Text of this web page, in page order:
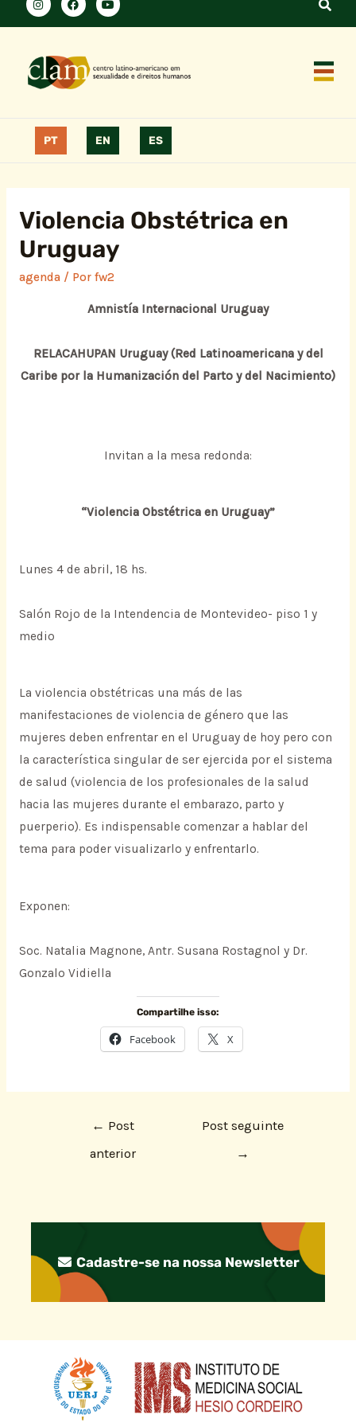
PT EN ES
Violencia Obstétrica en
Uruguay
agenda/ Por fw2
Amnistía Internacional Uruguay
RELACAHUPAN Uruguay (Red Latinoamericana y del
Caribe por la Humanización del Parto y del Nacimiento)
Invitan a la mesa redonda:
“Violencia Obstétrica en Uruguay”
Lunes 4 de abril, 18 hs.
Salón Rojo de la Intendencia de Montevideo- piso 1 y
medio
La violencia obstétricas una más de las
manifestaciones de violencia de género que las
mujeres deben enfrentar en el Uruguay de hoy pero con
la característica singular de ser ejercida por el sistema
de salud (violencia de los profesionales de la salud
hacia las mujeres durante el embarazo, parto y
puerperio). Es indispensable comenzar a hablar del
tema para poder visualizarlo y enfrentarlo.
Exponen:
Soc. Natalia Magnone, Antr. Susana Rostagnol y Dr.
Gonzalo Vidiella
Compartilhe isso:
Facebook X
← Post
anterior
Post seguinte
→
Cadastre-se na nossa Newsletter